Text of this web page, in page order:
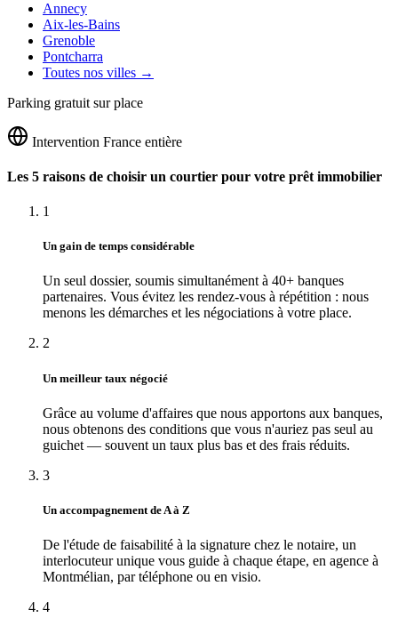
Annecy
Aix-les-Bains
Grenoble
Pontcharra
Toutes nos villes →
Parking gratuit sur place
Intervention France entière
Les 5 raisons de choisir un courtier pour votre prêt immobilier
1
Un gain de temps considérable
Un seul dossier, soumis simultanément à 40+ banques
partenaires. Vous évitez les rendez-vous à répétition : nous
menons les démarches et les négociations à votre place.
2
Un meilleur taux négocié
Grâce au volume d'affaires que nous apportons aux banques,
nous obtenons des conditions que vous n'auriez pas seul au
guichet — souvent un taux plus bas et des frais réduits.
3
Un accompagnement de A à Z
De l'étude de faisabilité à la signature chez le notaire, un
interlocuteur unique vous guide à chaque étape, en agence à
Montmélian, par téléphone ou en visio.
4